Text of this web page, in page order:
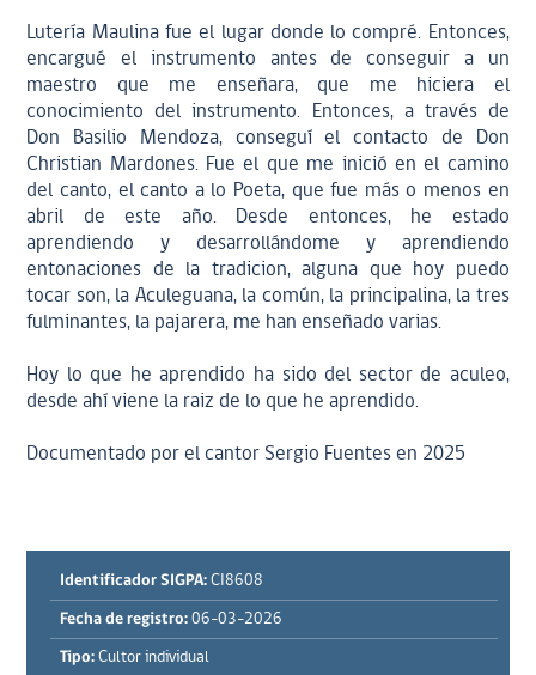
Lutería Maulina fue el lugar donde lo compré. Entonces,
encargué el instrumento antes de conseguir a un
maestro que me enseñara, que me hiciera el
conocimiento del instrumento. Entonces, a través de
Don Basilio Mendoza, conseguí el contacto de Don
Christian Mardones. Fue el que me inició en el camino
del canto, el canto a lo Poeta, que fue más o menos en
abril de este año. Desde entonces, he estado
aprendiendo y desarrollándome y aprendiendo
entonaciones de la tradicion, alguna que hoy puedo
tocar son, la Aculeguana, la común, la principalina, la tres
fulminantes, la pajarera, me han enseñado varias.
Hoy lo que he aprendido ha sido del sector de aculeo,
desde ahí viene la raiz de lo que he aprendido.
Documentado por el cantor Sergio Fuentes en 2025
Identificador SIGPA: CI8608
Fecha de registro: 06-03-2026
Tipo: Cultor individual